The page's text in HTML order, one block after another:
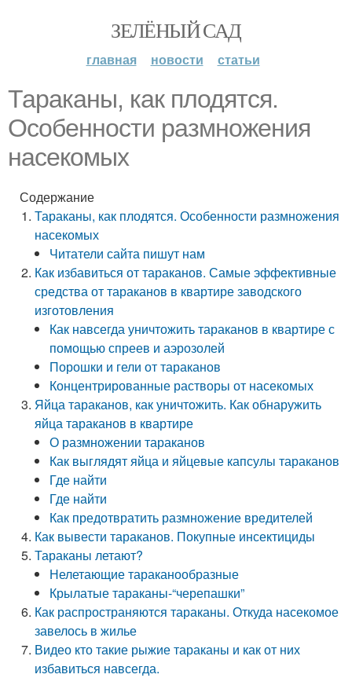
ЗЕЛЁНЫЙ САД
главная новости статьи
Тараканы, как плодятся.
Особенности размножения
насекомых
Содержание
Тараканы, как плодятся. Особенности размножения
насекомых
Читатели сайта пишут нам
Как избавиться от тараканов. Самые эффективные
средства от тараканов в квартире заводского
изготовления
Как навсегда уничтожить тараканов в квартире с
помощью спреев и аэрозолей
Порошки и гели от тараканов
Концентрированные растворы от насекомых
Яйца тараканов, как уничтожить. Как обнаружить
яйца тараканов в квартире
О размножении тараканов
Как выглядят яйца и яйцевые капсулы тараканов
Где найти
Где найти
Как предотвратить размножение вредителей
Как вывести тараканов. Покупные инсектициды
Тараканы летают?
Нелетающие тараканообразные
Крылатые тараканы-“черепашки”
Как распространяются тараканы. Откуда насекомое
завелось в жилье
Видео кто такие рыжие тараканы и как от них
избавиться навсегда.